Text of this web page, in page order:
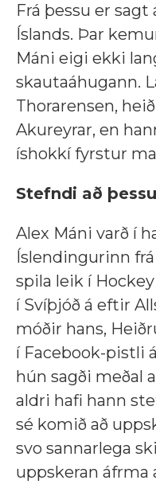
Frá þessu er
Íslands. Þar
Máni eigi ekki
skautaáhugann.
Thorarensen,
Akureyrar, en
íshokkí fyrstur
Stefndi að
Alex Máni varð í
Íslendingurinn
spila leik í
í Svíþjóð á eftir
móðir hans,
í Facebook-pistli
hún sagði meðal
aldri hafi hann
sé komið að
svo sannarlega
uppskeran áfrma